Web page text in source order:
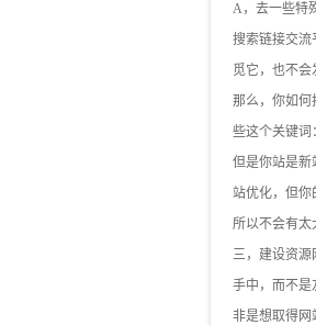
A，去一些特
搜索链接交流
觅它，也不会
那么，你如何
些这个关键词
但是你站是新
站优化，但你
所以不会有太
三，建设资源
手中，而不是
非是想取得网